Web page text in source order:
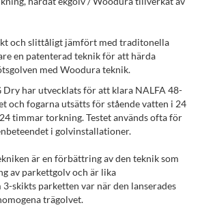
och slittåligt jämfört med traditonella
en patenterad teknik för att härda
med Woodura teknik.
Dry har utvecklats för att klara NALFA 48-
och fogarna utsätts för stående vatten i 24
timmar torkning. Testet används ofta för
i golvinstallationer.
är en förbättring av den teknik som
av parkettgolv och är lika
skikts parketten var när den lanserades
trägolvet.